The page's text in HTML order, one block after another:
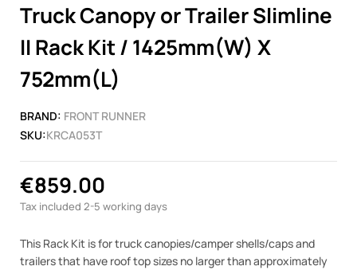
Truck Canopy or Trailer Slimline
II Rack Kit / 1425mm(W) X
752mm(L)
BRAND: FRONT RUNNER
SKU:KRCA053T
€859.00
Tax included 2-5 working days
This Rack Kit is for truck canopies/camper shells/caps and
trailers that have roof top sizes no larger than approximately